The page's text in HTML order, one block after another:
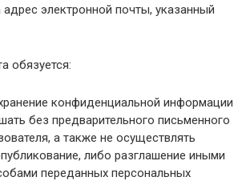
адрес электронной почты, указанный
обязуется:
конфиденциальной информации
без предварительного письменного
а также не осуществлять
либо разглашение иными
переданных персональных